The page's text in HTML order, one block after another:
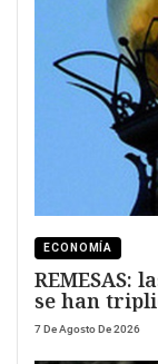
ECONOMÍA
REMESAS:
se han
7 De Agosto De 2026